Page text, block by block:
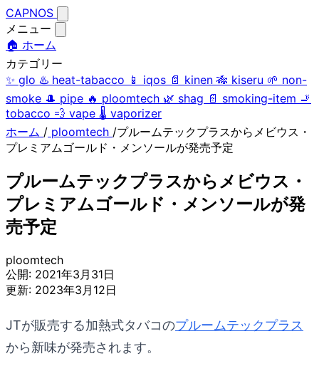
CAPNOS
メニュー
🏠 ホーム
カテゴリー
✨ glo ♨️ heat-tabacco 📱 iqos 📄 kinen 🎋 kiseru 🌱 non-
smoke 🎩 pipe 🔥 ploomtech 🌿 shag 📄 smoking-item 🚬
tobacco 💨 vape 🌡️ vaporizer
ホーム / ploomtech /プルームテックプラスからメビウス・
プレミアムゴールド・メンソールが発売予定
プルームテックプラスからメビウス・
プレミアムゴールド・メンソールが発
売予定
ploomtech
公開: 2021年3月31日
更新: 2023年3月12日
JTが販売する加熱式タバコのプルームテックプラス
から新味が発売されます。